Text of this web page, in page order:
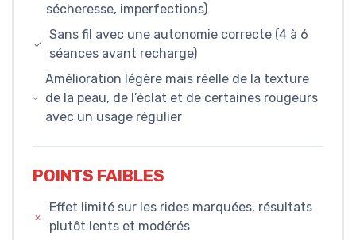
sécheresse, imperfections)
Sans fil avec une autonomie correcte (4 à 6
séances avant recharge)
Amélioration légère mais réelle de la texture
de la peau, de l’éclat et de certaines rougeurs
avec un usage régulier
POINTS FAIBLES
Effet limité sur les rides marquées, résultats
plutôt lents et modérés